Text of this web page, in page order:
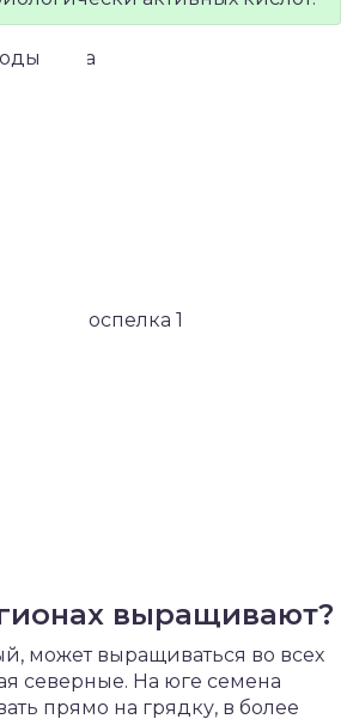
выращивают?
может выращиваться во всех
северные. На юге семена
прямо на грядку, в более